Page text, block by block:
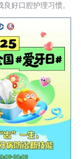
好口腔护理习惯。